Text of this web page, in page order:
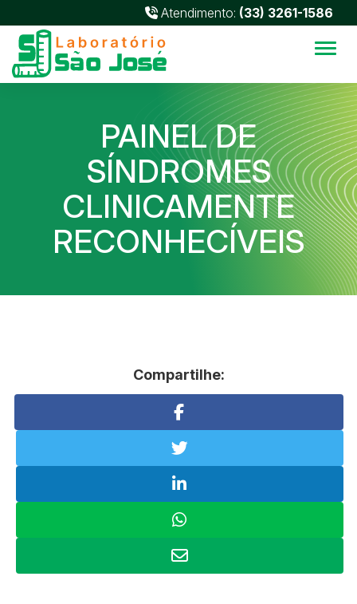
Atendimento: (33) 3261-1586
PAINEL DE
SÍNDROMES
CLINICAMENTE
RECONHECÍVEIS
Compartilhe: